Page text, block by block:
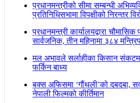
प्रधानमन्त्रीको सीमा सम्बन्धी
प्रतिनिधिसभामा विपक्षीको निरन्तर
प्रधानमन्त्री कार्यालयद्वारा
सार्वजनिक, तीन महिनामा ३८४
मल अभावले सर्लाहीका किसान
फर्किन बाध्य
बक्स अफिसमा ‘गौंथली’को दबदबा,
नेपाली फिल्मको कीर्तिमान